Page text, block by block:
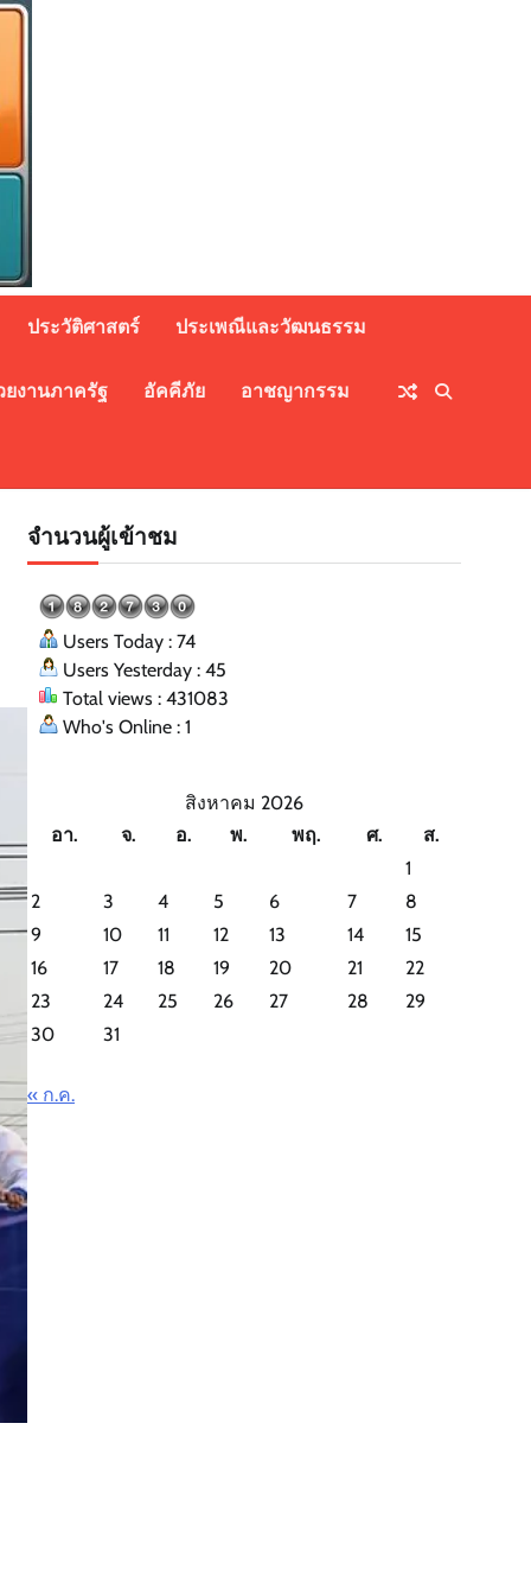
ประวัติศาสตร์ ประเพณีและวัฒนธรรม
งานภาครัฐ อัคคีภัย อาชญากรรม
จำนวนผู้เข้าชม
Users Today : 74
Users Yesterday : 45
Total views : 431083
Who's Online : 1
สิงหาคม 2026
อา.
จ. อ. พ. พฤ. ศ.
ส.
1
2
3 4 5 6 7
8
9
10 11 12 13 14
15
16
17 18 19 20 21
22
23
24 25 26 27 28
29
30
31
« ก.ค.